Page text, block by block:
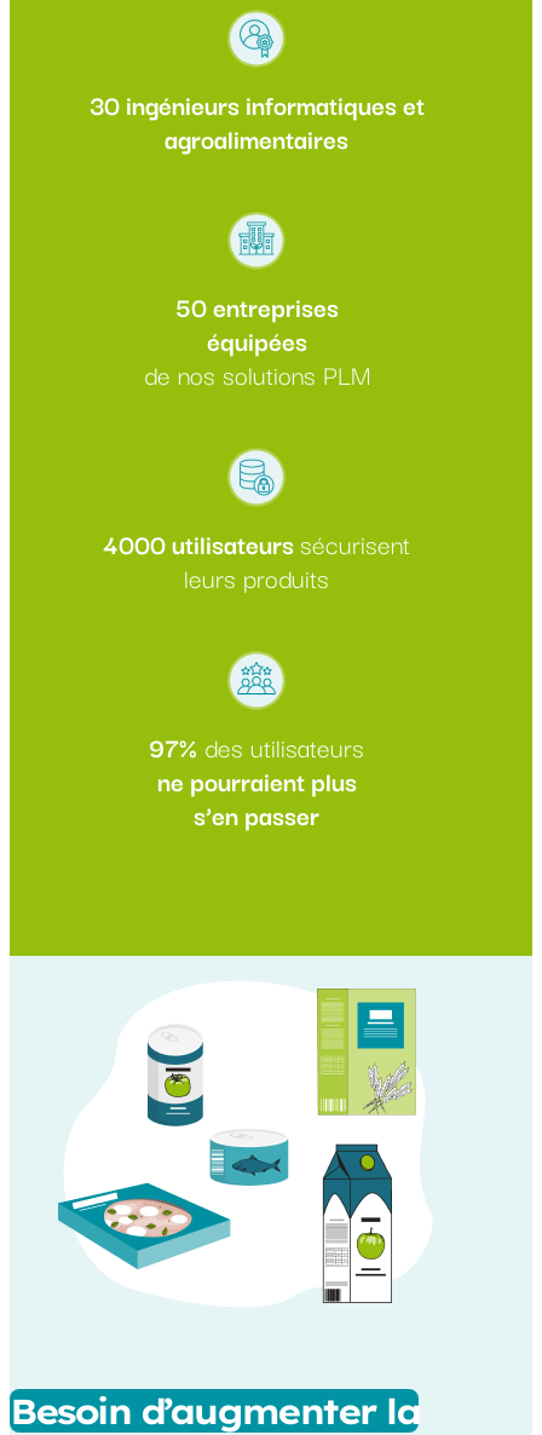
30 ingénieurs informatiques et
agroalimentaires
50 entreprises
équipées
de nos solutions PLM
4000 utilisateurssécurisent
leurs produits
97% des utilisateurs
ne pourraient plus
s’en passer
Besoin d’augmenter la